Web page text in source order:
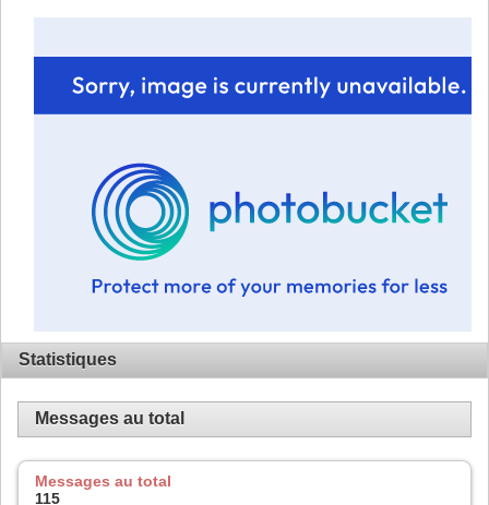
Statistiques
Messages au total
Messages au total
115